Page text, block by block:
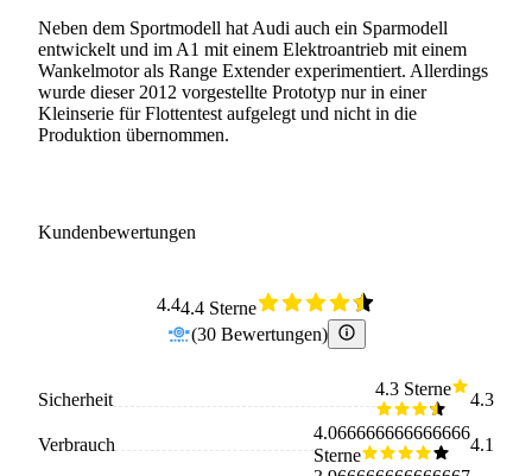
Neben dem Sportmodell hat Audi auch ein Sparmodell
entwickelt und im A1 mit einem Elektroantrieb mit einem
Wankelmotor als Range Extender experimentiert. Allerdings
wurde dieser 2012 vorgestellte Prototyp nur in einer
Kleinserie für Flottentest aufgelegt und nicht in die
Produktion übernommen.
Kundenbewertungen
4.44.4 Sterne
(30 Bewertungen)
Sicherheit
4.3 Sterne
4.3
Verbrauch
4.066666666666666
Sterne
4.1